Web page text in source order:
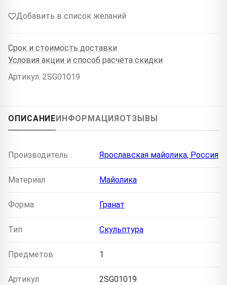
Добавить в список желаний
Срок и стоимость доставки
Условия акции и способ расчёта скидки
Артикул: 2SG01019
ОПИСАНИЕ ИНФОРМАЦИЯ ОТЗЫВЫ
Производитель Ярославская майолика, Россия
Материал Майолика
Форма Гранат
Тип Скульптура
Предметов 1
Артикул 2SG01019